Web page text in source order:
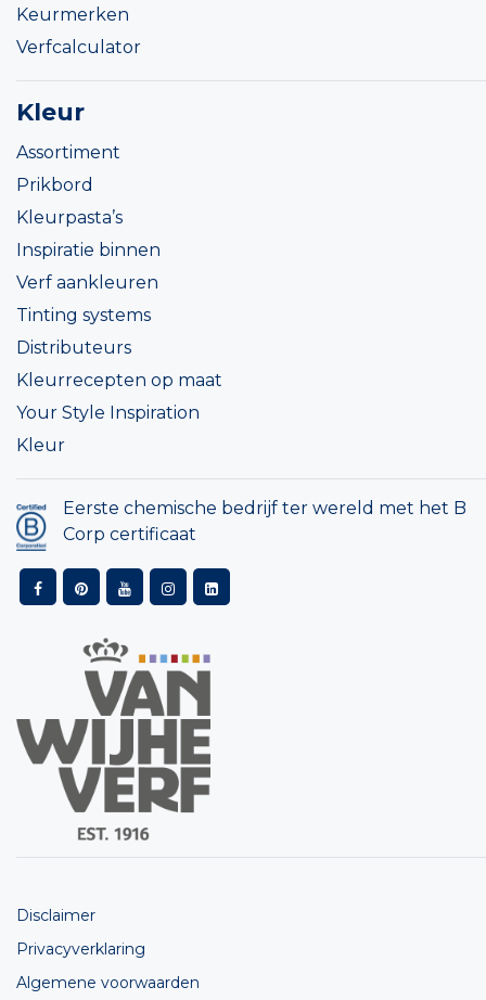
Keurmerken
Verfcalculator
Kleur
Assortiment
Prikbord
Kleurpasta’s
Inspiratie binnen
Verf aankleuren
Tinting systems
Distributeurs
Kleurrecepten op maat
Your Style Inspiration
Kleur
Eerste chemische bedrijf ter wereld met het B
Corp certificaat
Disclaimer
Privacyverklaring
Algemene voorwaarden